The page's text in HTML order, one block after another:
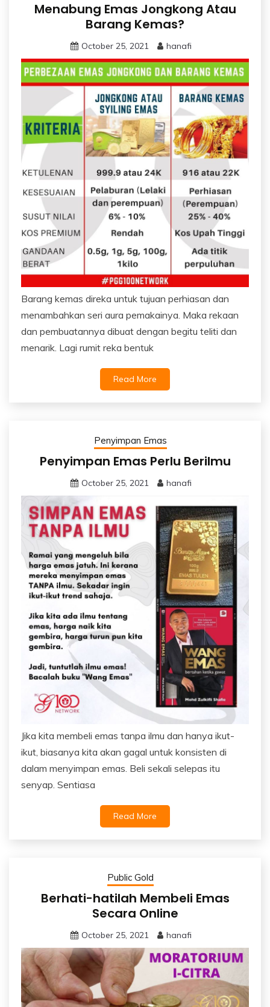
Menabung Emas Jongkong Atau
Barang Kemas?
October 25, 2021 hanafi
Barang kemas direka untuk tujuan perhiasan dan
menambahkan seri aura pemakainya. Maka rekaan
dan pembuatannya dibuat dengan begitu teliti dan
menarik. Lagi rumit reka bentuk
Read More
Penyimpan Emas
Penyimpan Emas Perlu Berilmu
October 25, 2021 hanafi
Jika kita membeli emas tanpa ilmu dan hanya ikut-
ikut, biasanya kita akan gagal untuk konsisten di
dalam menyimpan emas. Beli sekali selepas itu
senyap. Sentiasa
Read More
Public Gold
Berhati-hatilah Membeli Emas
Secara Online
October 25, 2021 hanafi